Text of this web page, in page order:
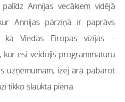
Annijas vecākiem vidējā
Annijas pārziņā ir paprāvs
kā Viedās Eiropas vīzijās –
esi veidojis programmatūru
uzņēmumam, izej ārā pabarot
tikko slaukta piena.